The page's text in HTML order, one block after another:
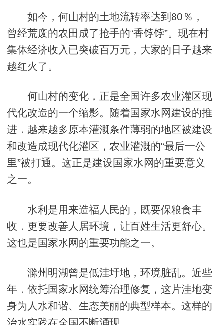
如今，何山村的土地流转率达到80％，
曾经荒废的农田成了抢手的“香饽饽”。现在村
集体经济收入已突破百万元，大家的日子越来
越红火了。
何山村的变化，正是全国许多农业灌区现
代化改造的一个缩影。随着国家水网建设的推
进，越来越多原本灌溉条件薄弱的地区被建设
和改造成现代化灌区，农业灌溉的“最后一公
里”被打通。这正是建设国家水网的重要意义
之一。
水利是用来造福人民的，既要保粮食丰
收，更要改善人居环境，让百姓生活更舒心。
这也是国家水网的重要功能之一。
滁州明湖曾是低洼圩地，环境脏乱。近些
年，依托国家水网统筹治理修复，这片洼地变
身为人水和谐、生态美丽的典型样本。这样的
治水实践在全国不断涌现。